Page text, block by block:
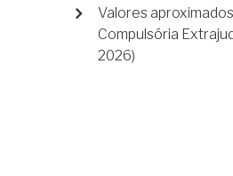
Valores
Compulsória
2026)